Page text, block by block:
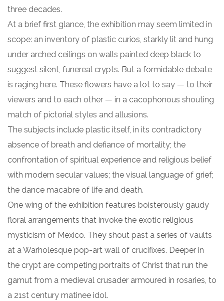
three decades.
At a brief first glance, the exhibition may seem limited in
scope: an inventory of plastic curios, starkly lit and hung
under arched ceilings on walls painted deep black to
suggest silent, funereal crypts. But a formidable debate
is raging here. These flowers have a lot to say — to their
viewers and to each other — in a cacophonous shouting
match of pictorial styles and allusions.
The subjects include plastic itself, in its contradictory
absence of breath and defiance of mortality; the
confrontation of spiritual experience and religious belief
with modern secular values; the visual language of grief;
the dance macabre of life and death.
One wing of the exhibition features boisterously gaudy
floral arrangements that invoke the exotic religious
mysticism of Mexico. They shout past a series of vaults
at a Warholesque pop-art wall of crucifixes. Deeper in
the crypt are competing portraits of Christ that run the
gamut from a medieval crusader armoured in rosaries, to
a 21st century matinee idol.